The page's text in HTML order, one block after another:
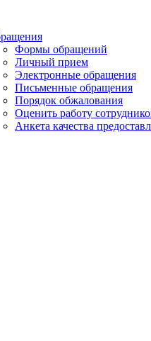
Формы обращений
Личный прием
Электронные обращения
Письменные обращения
Порядок обжалования
Оценить работу
Анкета качества